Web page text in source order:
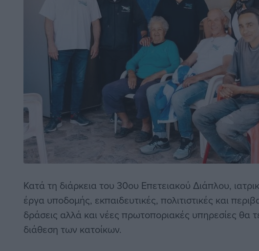
Κατά τη διάρκεια του 30ου Επετειακού Διάπλου,
έργα υποδομής, εκπαιδευτικές, πολιτιστικές και
δράσεις αλλά και νέες πρωτοποριακές υπηρεσίες θα
διάθεση των κατοίκων.